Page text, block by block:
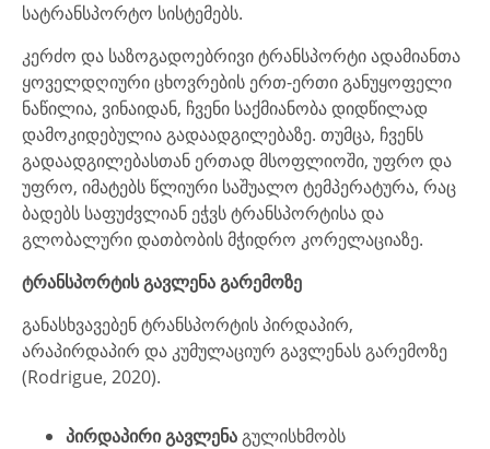
სატრანსპორტო სისტემებს.
კერძო და საზოგადოებრივი ტრანსპორტი ადამიანთა
ყოველდღიური ცხოვრების ერთ-ერთი განუყოფელი
ნაწილია, ვინაიდან, ჩვენი საქმიანობა დიდწილად
დამოკიდებულია გადაადგილებაზე. თუმცა, ჩვენს
გადაადგილებასთან ერთად მსოფლიოში, უფრო და
უფრო, იმატებს წლიური საშუალო ტემპერატურა, რაც
ბადებს საფუძვლიან ეჭვს ტრანსპორტისა და
გლობალური დათბობის მჭიდრო კორელაციაზე.
ტრანსპორტის გავლენა გარემოზე
განასხვავებენ ტრანსპორტის პირდაპირ,
არაპირდაპირ და კუმულაციურ გავლენას გარემოზე
(Rodrigue, 2020).
პირდაპირი გავლენაგულისხმობს